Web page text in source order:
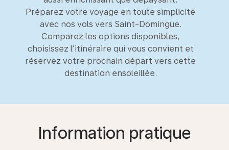
Préparez votre voyage en toute simplicité
avec nos vols vers Saint-Domingue.
Comparez les options disponibles,
choisissez l’itinéraire qui vous convient et
réservez votre prochain départ vers cette
destination ensoleillée.
Information pratique